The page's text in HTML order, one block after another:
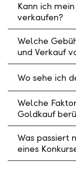
Kann ich
verkaufen?
Welche
und Verkauf
Wo sehe ich
Welche
Goldkauf
Was passiert
eines